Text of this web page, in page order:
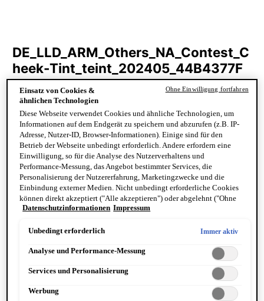
Einsatz von Cookies &
ähnlichen Technologien
Diese Webseite verwendet Cookies und ähnliche Technologien, um
Informationen auf dem Endgerät zu speichern und abzurufen (z.B. IP-
Adresse, Nutzer-ID, Browser-Informationen). Einige sind für den
Betrieb der Webseite unbedingt erforderlich. Andere erfordern eine
Einwilligung, so für die Analyse des Nutzerverhaltens und
Performance-Messung, das Angebot bestimmter Services, die
Personalisierung der Nutzererfahrung, Marketingzwecke und die
Einbindung externer Medien. Nicht unbedingt erforderliche Cookies
können direkt akzeptiert ("Alle akzeptieren") oder abgelehnt ("Ohne
Einwilligung fortfahren") werden. Individuelle Anpassungen der
speichern"). Die Auswahl kann jederzeit unter dem Link "Cookie-
Datenschutzinformationen.
Datenschutzinformationen Impressum
Unbedingt erforderlich Immer aktiv
Analyse und Performance-Messung
Services und Personalisierung
Werbung
Ohne Einwilligung fortfahren